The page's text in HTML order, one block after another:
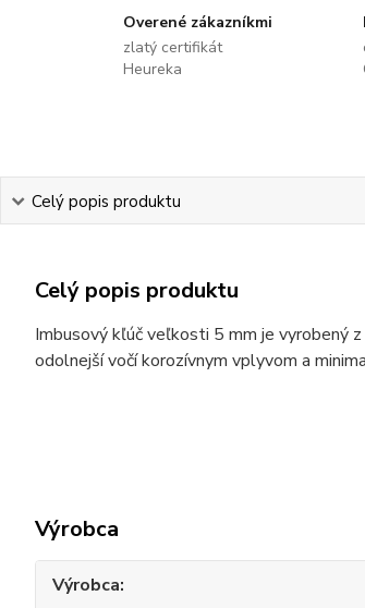
Overené zákazníkmi
zlatý certifikát
Heureka
Celý popis produktu
Celý popis produktu
Imbusový kľúč veľkosti 5 mm je vyrobený
odolnejší vočí korozívnym vplyvom a
Výrobca
Výrobca